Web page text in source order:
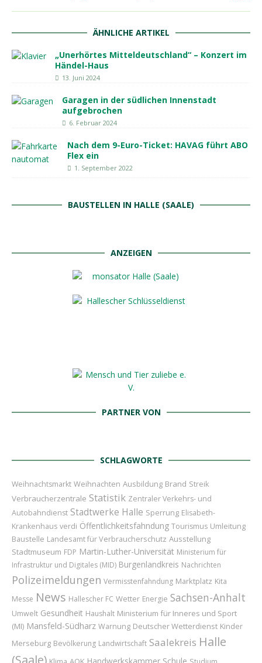
ÄHNLICHE ARTIKEL
„Unerhörtes Mitteldeutschland“ – Konzert im
Händel-Haus
13. Juni 2024
Garagen in der südlichen Innenstadt
aufgebrochen
6. Februar 2024
Nach dem 9-Euro-Ticket: HAVAG führt ABO
Flex ein
1. September 2022
BAUSTELLEN IN HALLE (SAALE)
ANZEIGEN
PARTNER VON
SCHLAGWORTE
Weihnachtsmarkt Weihnachten Ausbildung Brand Streik
Verbraucherzentrale Statistik Zentraler Verkehrs- und
Autobahndienst Stadtwerke Halle Sperrung Elisabeth-
Krankenhaus verdi Öffentlichkeitsfahndung Tourismus Umleitung
Baustelle Landesamt für Verbraucherschutz Ausstellung
Stadtmuseum FDP Martin-Luther-Universität Ministerium für
Infrastruktur und Digitales (MID) Burgenlandkreis Nachrichten
Polizeimeldungen Vermisstenfahndung Marktplatz Kita
Messe News Hallescher FC Wetter Energie Sachsen-Anhalt
Umwelt Gesundheit Haushalt Ministerium für Inneres und Sport
(MI) Mansfeld-Südharz Warnung Deutscher Wetterdienst Kinder
Merseburg Bevölkerung Landwirtschaft Saalekreis Halle
(Saale)